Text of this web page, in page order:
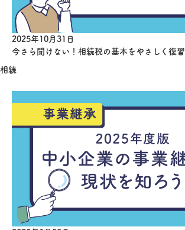
2025年10月31日
今さら聞けない！相続税の基本をやさしく復習
相続